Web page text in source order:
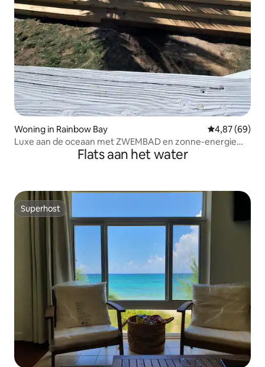
Woning in Rainbow Bay Gemiddelde
4,87 (69)
Luxe aan de oceaan met ZWEMBAD en zonne-energie
*Rainbow Charm*Flats aan het water
Superhost
Superhost